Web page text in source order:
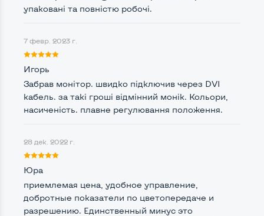
Возможность вывода USB-разъемов на монитор
Нет
Остальные возможности:
Регулировка положения дисплея
Наклон, вверх вниз
Встроенные динамикиНет
Особенности (изогнутый экран, цвет и пр.)
упаковані та повністю робочі.
7 февр. 2023 г.
Игорь
Забрав монітор. швидко підключив через DVI
кабель. за такі гроші відмінний монік. Кольори,
насиченість. плавне регулювання положення.
28 дек. 2022 г.
Юра
приемлемая цена, удобное управление,
добротные показатели по цветопередаче и
разрешению. Единственный минус это